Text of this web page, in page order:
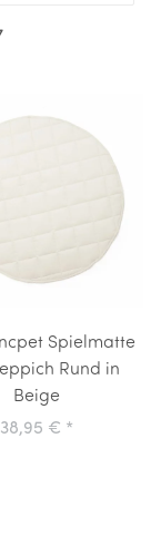
Spielmatte
Rund in
Beige
38,95 € *